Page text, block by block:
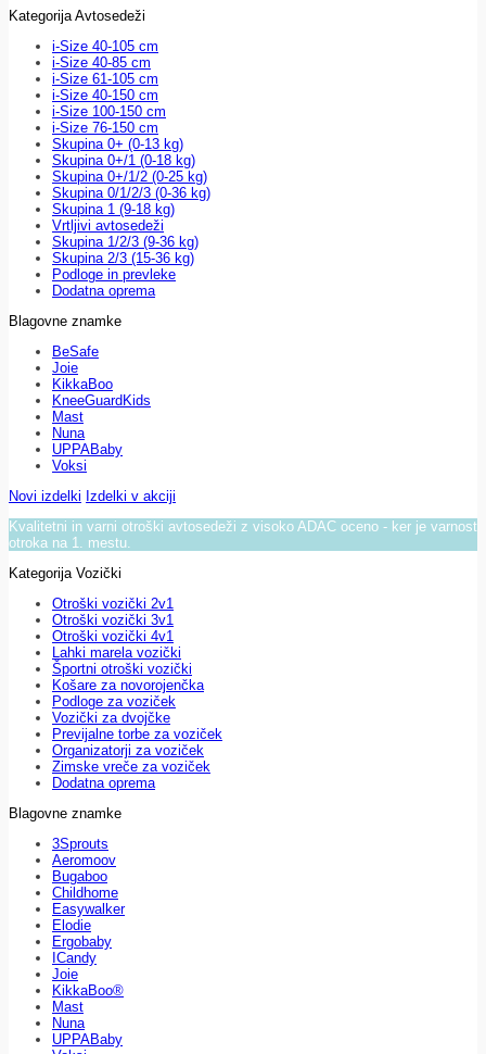
Kategorija Avtosedeži
i-Size 40-105 cm
i-Size 40-85 cm
i-Size 61-105 cm
i-Size 40-150 cm
i-Size 100-150 cm
i-Size 76-150 cm
Skupina 0+ (0-13 kg)
Skupina 0+/1 (0-18 kg)
Skupina 0+/1/2 (0-25 kg)
Skupina 0/1/2/3 (0-36 kg)
Skupina 1 (9-18 kg)
Vrtljivi avtosedeži
Skupina 1/2/3 (9-36 kg)
Skupina 2/3 (15-36 kg)
Podloge in prevleke
Dodatna oprema
Blagovne znamke
BeSafe
Joie
KikkaBoo
KneeGuardKids
Mast
Nuna
UPPABaby
Voksi
Novi izdelki Izdelki v akciji
Kvalitetni in varni otroški avtosedeži z visoko ADAC oceno - ker je varnost
otroka na 1. mestu.
Kategorija Vozički
Otroški vozički 2v1
Otroški vozički 3v1
Otroški vozički 4v1
Lahki marela vozički
Športni otroški vozički
Košare za novorojenčka
Podloge za voziček
Vozički za dvojčke
Previjalne torbe za voziček
Organizatorji za voziček
Zimske vreče za voziček
Dodatna oprema
Blagovne znamke
3Sprouts
Aeromoov
Bugaboo
Childhome
Easywalker
Elodie
Ergobaby
ICandy
Joie
KikkaBoo®
Mast
Nuna
UPPABaby